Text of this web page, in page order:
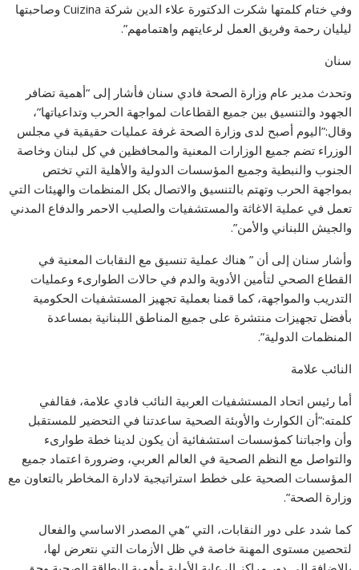
وفي ختام كلمتها شكرت الدكتورة علاء الدين شركة Cuizina وصاحبتها
ليليان رحمة وفريق العمل لرعايتهم واهتمامهم”.
سنان
وتحدث مدير عام وزارة الصحة فادي سنان فأشار إلى “أهمية تضافر
الجهود والتنسيق بين جميع القطاعات لمواجهة الحرب وتداعياتها”،
وقال:”اليوم أصبح لدى وزارة الصحة غرفة عمليات حقيقية في مجلس
الوزراء تضم جميع الوزارات المعنية والمحافظين في كل لبنان وخاصة
الجنوب والنبطية وجميع المؤسسات الدولية والأهلية التي تختص
بمواجهة الحرب وتهتم بالتنسيق والاتصال بكل المنظمات والهيئات التي
تعمل في عملية الاغاثة والمستشفيات والصليب الاحمر والدفاع المدني
والجيش اللبناني والأمن”.
وأشار سنان إلى أن ” هناك عملية تنسيق مع النقابات المعنية في
القطاع الصحي لتأمين الأدوية والدم في حالات الطوارىء وعمليات
التدريب والمواجهة، كما قمنا بعملية تجهيز المستشفيات الحكومية
بأفضل تجهيزات منتشرة على جميع المناطق اللبنانية بمساعدة
المنظمات الدولية”.
النائب علامة
أما رئيس اتحاد المستشفيات العربية النائب فادي علامة، فقالفي
كلمته:”أن الكوارث والأوبئة الصحية ساعدتنا في التحضير للمستقبل
وأن واجباتنا كمؤسسات استشفائية أن يكون لدينا خطة طوارىء
والتواصل مع النظم الصحية في العالم العربي، وضرورة اعتماد جميع
المؤسسات الصحية على خطط استراتيجية لادارة المخاطر بالتعاون مع
وزارة الصحة”.
كما شدد على دور النقابات، التي “هي المصدر الاساسي والفعال
لتحصين مستوى المهنة خاصة في ظل الأزمات التي نتعرض لها،